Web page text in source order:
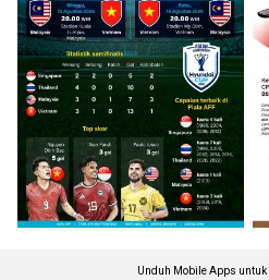
Unduh Mobile Apps untuk